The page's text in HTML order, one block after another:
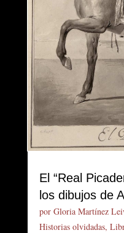
El “Real
los dibujos de
por Gloria Martínez
Historias olvidadas,